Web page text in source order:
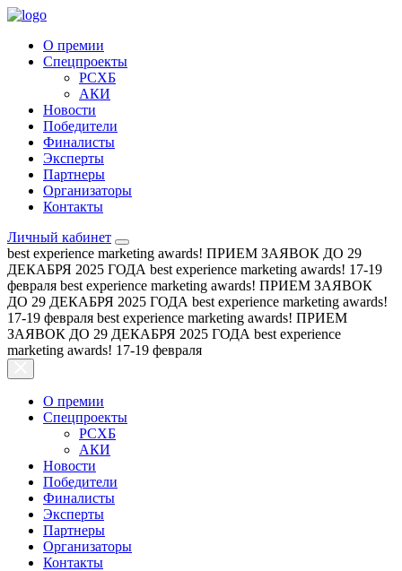
О премии
Спецпроекты
РСХБ
АКИ
Новости
Победители
Финалисты
Эксперты
Партнеры
Организаторы
Контакты
Личный кабинет
best experience marketing awards! ПРИЕМ ЗАЯВОК ДО 29
ДЕКАБРЯ 2025 ГОДА best experience marketing awards! 17-19
февраля best experience marketing awards! ПРИЕМ ЗАЯВОК
ДО 29 ДЕКАБРЯ 2025 ГОДА best experience marketing awards!
17-19 февраля best experience marketing awards! ПРИЕМ
ЗАЯВОК ДО 29 ДЕКАБРЯ 2025 ГОДА best experience
marketing awards! 17-19 февраля
О премии
Спецпроекты
РСХБ
АКИ
Новости
Победители
Финалисты
Эксперты
Партнеры
Организаторы
Контакты